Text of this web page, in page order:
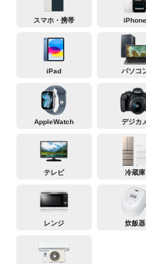
スマホ・携帯 iPhone
iPad パソコ
AppleWatch デジカ
テレビ 冷蔵庫
レンジ 炊飯器